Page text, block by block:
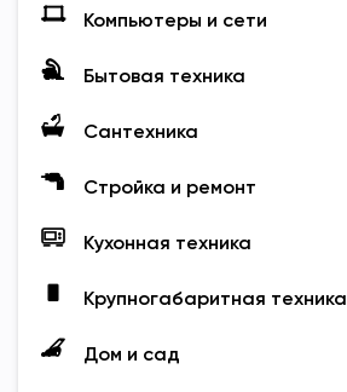
Компьютеры и сети
Бытовая техника
Сантехника
Стройка и ремонт
Кухонная техника
Крупногабаритная техника
Дом и сад